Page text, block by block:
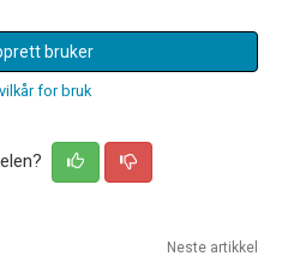
bruker
vilkår for bruk
Neste artikkel